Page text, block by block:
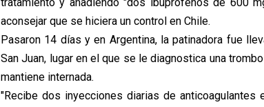
aconsejar que se hiciera un control en Chile.
Pasaron 14 días y en Argentina, la patinadora fue
San Juan, lugar en el que se le diagnostica una
mantiene internada.
"Recibe dos inyecciones diarias de